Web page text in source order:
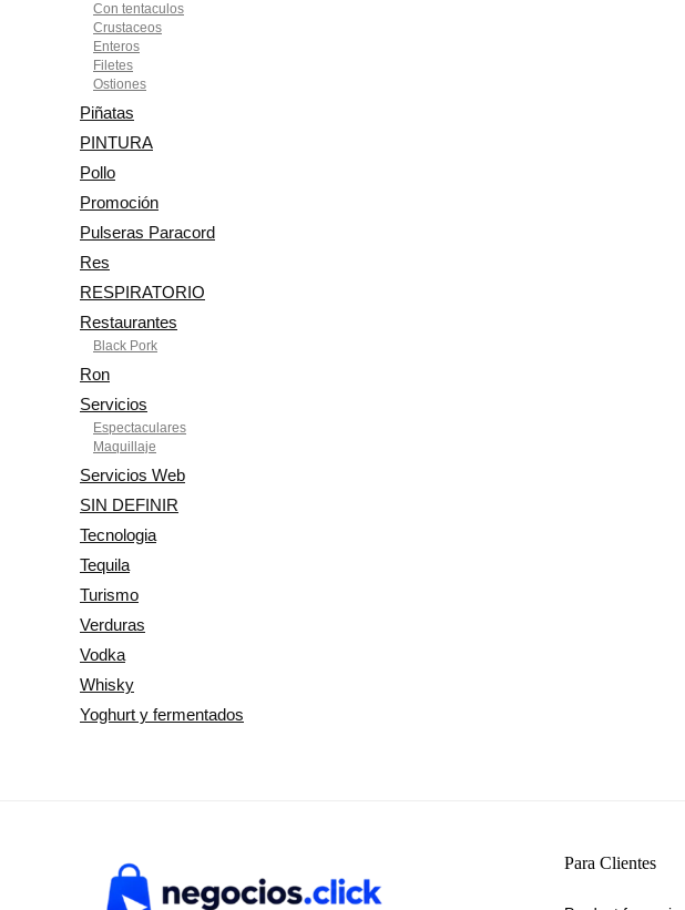
Con tentaculos
Crustaceos
Enteros
Filetes
Ostiones
Piñatas
PINTURA
Pollo
Promoción
Pulseras Paracord
Res
RESPIRATORIO
Restaurantes
Black Pork
Ron
Servicios
Espectaculares
Maquillaje
Servicios Web
SIN DEFINIR
Tecnologia
Tequila
Turismo
Verduras
Vodka
Whisky
Yoghurt y fermentados
Para Clientes